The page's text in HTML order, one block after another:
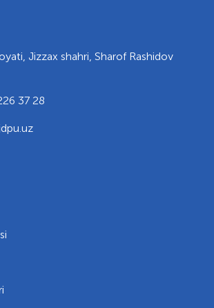
Jizzax shahri, Sharof Rashidov
37 28